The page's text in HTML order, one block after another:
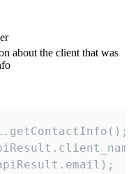
about the client that was